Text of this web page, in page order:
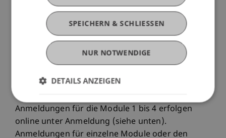
Ein optionaler Klausurenkurs widmet sich dem
Verfassen von Schriftsätzen zur Vorbereitung auf
die schriftliche Rechtsanwaltsprüfung. Der
Klausurenkurs wird zwei Mal jährlich angeboten
4 gebucht werden.
Anmeldungen für die Module 1 bis 4 erfolgen
online unter Anmeldung (siehe unten).
Anmeldungen für einzelne Module oder den
SPEICHERN & SCHLIESSEN
NUR NOTWENDIGE
DETAILS ANZEIGEN